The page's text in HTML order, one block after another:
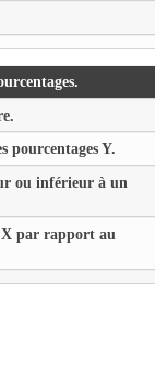
pourcentagesY.
ou inférieur à un
Xpar rapport au